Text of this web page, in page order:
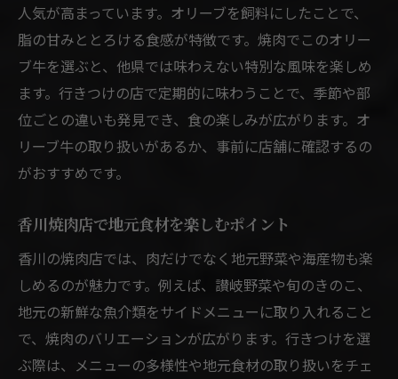
人気が高まっています。オリーブを飼料にしたことで、
脂の甘みととろける食感が特徴です。焼肉でこのオリー
ブ牛を選ぶと、他県では味わえない特別な風味を楽しめ
ます。行きつけの店で定期的に味わうことで、季節や部
位ごとの違いも発見でき、食の楽しみが広がります。オ
リーブ牛の取り扱いがあるか、事前に店舗に確認するの
がおすすめです。
香川焼肉店で地元食材を楽しむポイント
香川の焼肉店では、肉だけでなく地元野菜や海産物も楽
しめるのが魅力です。例えば、讃岐野菜や旬のきのこ、
地元の新鮮な魚介類をサイドメニューに取り入れること
で、焼肉のバリエーションが広がります。行きつけを選
ぶ際は、メニューの多様性や地元食材の取り扱いをチェ